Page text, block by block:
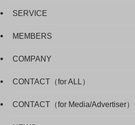
SERVICE
MEMBERS
COMPANY
CONTACT（for ALL）
CONTACT（for Media/Advertiser）